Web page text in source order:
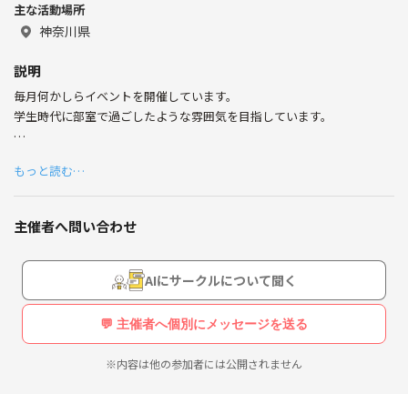
主な活動場所
神奈川県
説明
毎月何かしらイベントを開催しています。
学生時代に部室で過ごしたような雰囲気を目指しています。
⭐️プチ仮装食事会
⭐️蝶矢梅酒作り体験
⭐️花火大会鑑賞と手持ち花火
⭐️滝行
⭐️BBQとSUP etc.
ご興味をお持ちの方は質問ページからお問合せください。
#横浜 #桜木町 #関内 #石川町 #山手 #根岸 #磯子 #新杉田 #洋光台 #港南
もっと読む…
主催者へ問い合わせ
AIにサークルについて聞く
💬 主催者へ個別にメッセージを送る
※内容は他の参加者には公開されません